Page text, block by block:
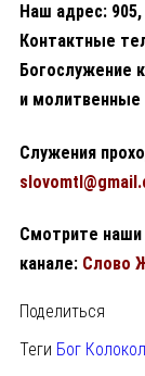
Наш адрес: 905,
Контактные
Богослужение
и молитвенные
Служения
Смотрите наши
канале: Слово
Поделиться
Теги Бог Колокол